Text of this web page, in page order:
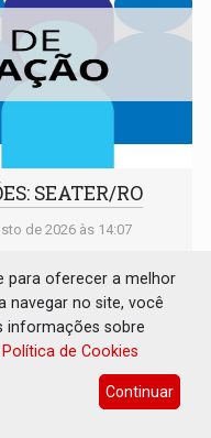
SEATER/RO
de 2026 às 14:07
para oferecer a melhor
navegar no site, você
informações sobre
Política de Cookies
Continuar